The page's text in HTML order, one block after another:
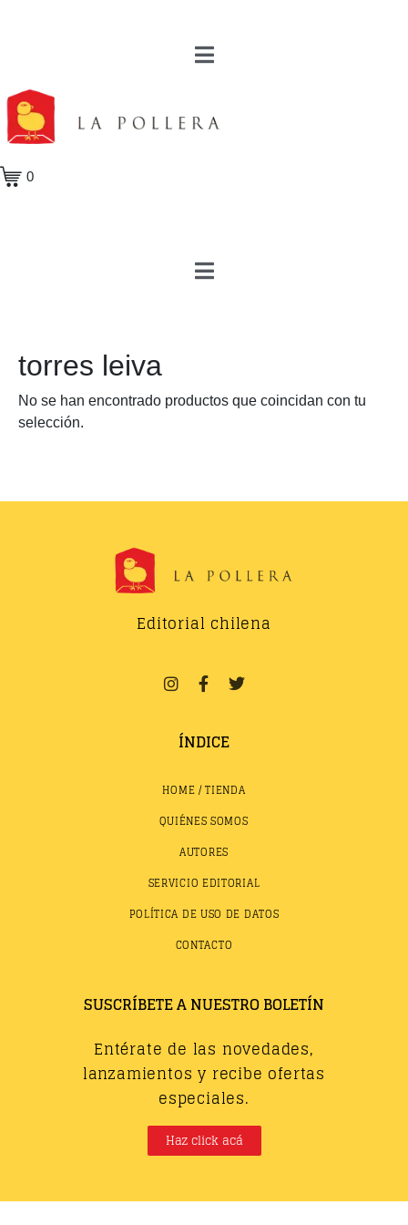
0
torres leiva
No se han encontrado productos que coincidan con tu
selección.
Editorial chilena
ÍNDICE
HOME / TIENDA
QUIÉNES SOMOS
AUTORES
SERVICIO EDITORIAL
POLÍTICA DE USO DE DATOS
CONTACTO
SUSCRÍBETE A NUESTRO BOLETÍN
Entérate de las novedades,
lanzamientos y recibe ofertas
especiales.
Haz click acá